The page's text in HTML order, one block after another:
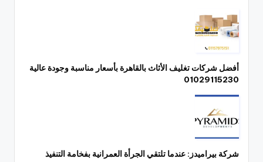
أفضل شركات تغليف الأثاث بالقاهرة بأسعار مناسبة وجودة عالية
01029115230
شركة بيراميدز: عندما تلتقي الجرأة العمرانية بفخامة التنفيذ